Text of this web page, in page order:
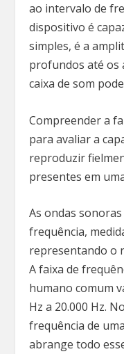
ao intervalo de
dispositivo é
simples, é a
profundos até os
caixa de som
Compreender a
para avaliar a
reproduzir
presentes em
As ondas
frequência,
representando o
A faixa de
humano comum
Hz a 20.000 Hz.
frequência de
abrange todo